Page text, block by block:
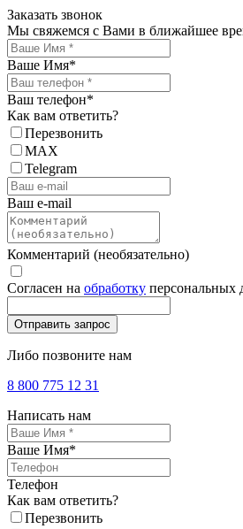
Заказать звонок
Мы свяжемся с Вами в ближайшее
Ваше Имя*
Ваш телефон*
Как вам ответить?
Перезвонить
MAX
Telegram
Ваш e-mail
Комментарий (необязательно)
Согласен на обработку персональных
Либо позвоните нам
8 800 775 12 31
Написать нам
Ваше Имя*
Телефон
Как вам ответить?
Перезвонить